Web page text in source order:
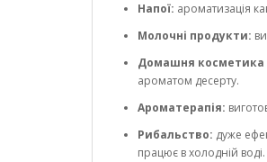
Напої: ароматизація
Молочні продукти:
Домашня косметика
ароматом десерту.
Ароматерапія:
Рибальство: дуже
працює в холодній воді.